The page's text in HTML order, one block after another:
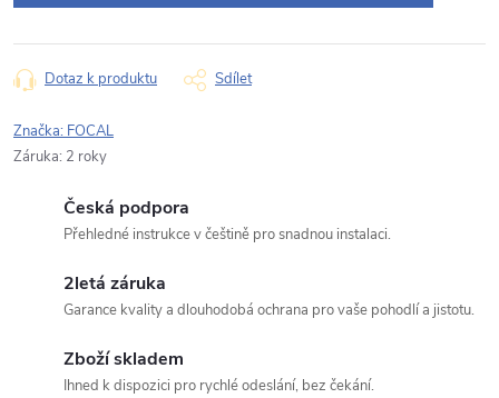
Váš dotaz
Dotaz k produktu Sdílet
Značka: FOCAL
Záruka: 2 roky
Česká podpora
Přehledné instrukce v češtině pro snadnou instalaci.
2letá záruka
Garance kvality a dlouhodobá ochrana pro vaše pohodlí a jistotu.
Zboží skladem
Ihned k dispozici pro rychlé odeslání, bez čekání.